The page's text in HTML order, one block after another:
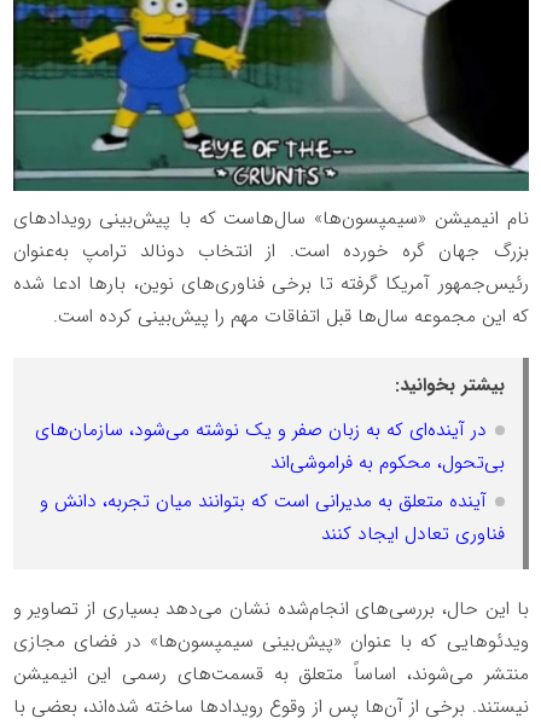
نام انیمیشن «سیمپسون‌ها» سال‌هاست که با پیش‌بینی رویدادهای
بزرگ جهان گره خورده است. از انتخاب دونالد ترامپ به‌عنوان
رئیس‌جمهور آمریکا گرفته تا برخی فناوری‌های نوین، بارها ادعا شده
که این مجموعه سال‌ها قبل اتفاقات مهم را پیش‌بینی کرده است.
بیشتر بخوانید:
در آینده‌ای که به زبان صفر و یک نوشته می‌شود، سازمان‌های
بی‌تحول، محکوم به فراموشی‌اند
آینده متعلق به مدیرانی است که بتوانند میان تجربه، دانش و
فناوری تعادل ایجاد کنند
با این حال، بررسی‌های انجام‌شده نشان می‌دهد بسیاری از تصاویر و
ویدئوهایی که با عنوان «پیش‌بینی سیمپسون‌ها» در فضای مجازی
منتشر می‌شوند، اساساً متعلق به قسمت‌های رسمی این انیمیشن
نیستند. برخی از آن‌ها پس از وقوع رویدادها ساخته شده‌اند، بعضی با